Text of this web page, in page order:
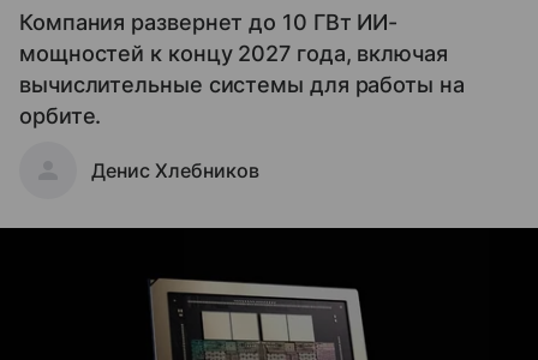
Компания развернет до 10 ГВт ИИ-
мощностей к концу 2027 года, включая
вычислительные системы для работы на
орбите.
Денис Хлебников